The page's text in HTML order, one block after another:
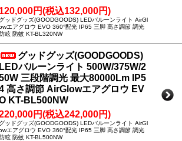
120,000円(税込132,000円)
グッドグッズ(GOODGOODS) LEDバルーンライト AirGl
エアグロウ EVO 360°配光 IP65 三脚 高さ調節 調光
眩 防蚊 KT-BL320NW
グッドグッズ(GOODGOODS)
LEDバルーンライト 500W/375W/2
三段階調光 最大80000Lm IP5
高さ調節 AirGlowエアグロウ EV
KT-BL500NW
円(税込242,000円)
グッドグッズ(GOODGOODS) LEDバルーンライト AirGl
エアグロウ EVO 360°配光 IP65 三脚 高さ調節 調光
眩 防蚊 KT-BL500NW